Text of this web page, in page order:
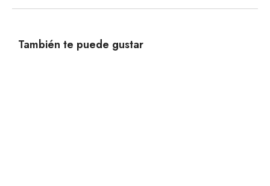
También te puede gustar